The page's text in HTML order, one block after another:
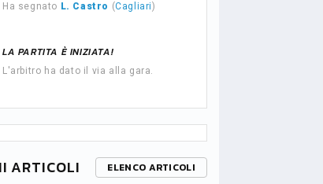
Ha segnato L. Castro (Cagliari)
LA PARTITA È INIZIATA!
L'arbitro ha dato il via alla gara.
ARTICOLI ELENCO ARTICOLI